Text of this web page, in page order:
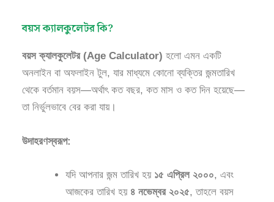
বয়স ক্যালকুলেটর কি?
বয়স ক্যালকুলেটর (Age Calculator) হলো এমন একটি
অনলাইন বা অফলাইন টুল, যার মাধ্যমে কোনো ব্যক্তির জন্মতারিখ
থেকে বর্তমান বয়স—অর্থাৎ কত বছর, কত মাস ও কত দিন হয়েছে—
তা নির্ভুলভাবে বের করা যায়।
উদাহরণস্বরূপ:
যদি আপনার জন্ম তারিখ হয় ১৫ এপ্রিল ২০০০, এবং
আজকের তারিখ হয় ৪ নভেম্বর ২০২৫, তাহলে বয়স